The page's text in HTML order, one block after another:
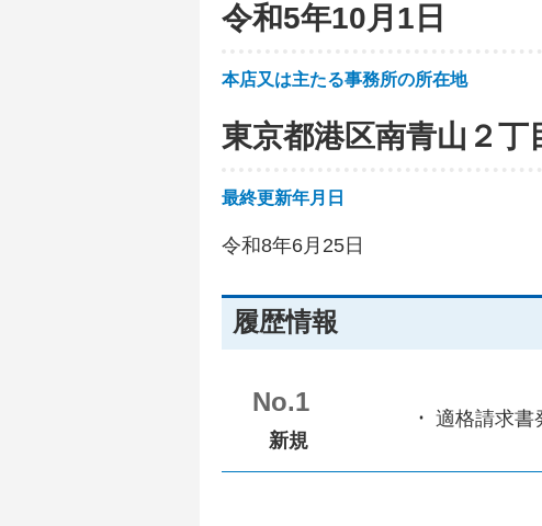
令和5年10月1日
本店又は主たる事務所の所在地
東京都港区南青山２丁
最終更新年月日
令和8年6月25日
履歴情報
No.1
新規
適格請求書